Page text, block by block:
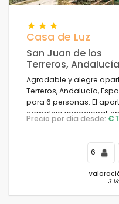
Casa de Luz
San Juan de los
Terreros,
Agradable y alegre
Terreros, Andalucía,
para 6 personas. El
complejo vacacional,
cerca de restaurantes y
Precio por día desde: €
6
3